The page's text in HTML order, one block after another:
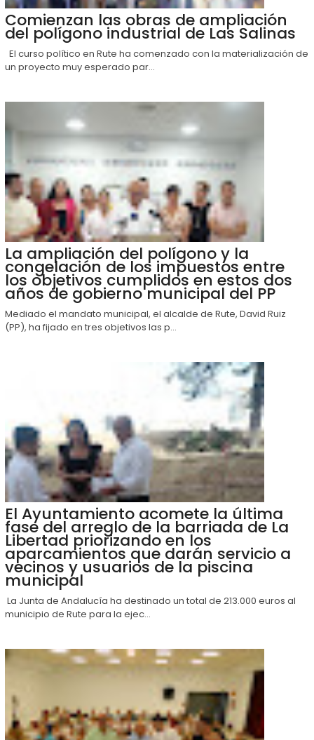
Comienzan las obras de ampliación
del polígono industrial de Las Salinas
El curso político en Rute ha comenzado con la materialización de
un proyecto muy esperado par...
La ampliación del polígono y la
congelación de los impuestos entre
los objetivos cumplidos en estos dos
años de gobierno municipal del PP
Mediado el mandato municipal, el alcalde de Rute, David Ruiz
(PP), ha fijado en tres objetivos las p...
El Ayuntamiento acomete la última
fase del arreglo de la barriada de La
Libertad priorizando en los
aparcamientos que darán servicio a
vecinos y usuarios de la piscina
municipal
La Junta de Andalucía ha destinado un total de 213.000 euros al
municipio de Rute para la ejec...